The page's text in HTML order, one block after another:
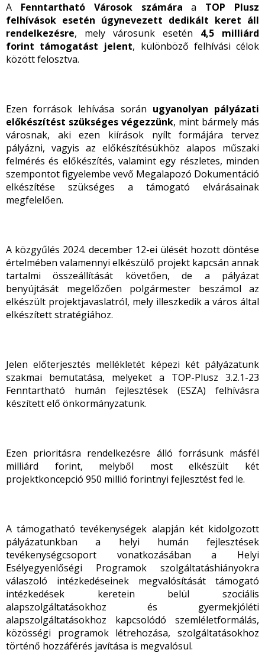
A Fenntartható Városok számára a TOP Plusz
felhívások esetén úgynevezett dedikált keret áll
rendelkezésre, mely városunk esetén 4,5 milliárd
forint támogatást jelent, különböző felhívási célok
között felosztva.
Ezen források lehívása során ugyanolyan pályázati
előkészítést szükséges végezzünk, mint bármely más
városnak, aki ezen kiírások nyílt formájára tervez
pályázni, vagyis az előkészítésükhöz alapos műszaki
felmérés és előkészítés, valamint egy részletes, minden
szempontot figyelembe vevő Megalapozó Dokumentáció
elkészítése szükséges a támogató elvárásainak
megfelelően.
A közgyűlés 2024. december 12-ei ülését hozott döntése
értelmében valamennyi elkészülő projekt kapcsán annak
tartalmi összeállítását követően, de a pályázat
benyújtását megelőzően polgármester beszámol az
elkészült projektjavaslatról, mely illeszkedik a város által
elkészített stratégiához.
Jelen előterjesztés mellékletét képezi két pályázatunk
szakmai bemutatása, melyeket a TOP-Plusz 3.2.1-23
Fenntartható humán fejlesztések (ESZA) felhívásra
készített elő önkormányzatunk.
Ezen prioritásra rendelkezésre álló forrásunk másfél
milliárd forint, melyből most elkészült két
projektkoncepció 950 millió forintnyi fejlesztést fed le.
A támogatható tevékenységek alapján két kidolgozott
pályázatunkban a helyi humán fejlesztések
tevékenységcsoport vonatkozásában a Helyi
Esélyegyenlőségi Programok szolgáltatáshiányokra
válaszoló intézkedéseinek megvalósítását támogató
intézkedések keretein belül szociális
alapszolgáltatásokhoz és gyermekjóléti
alapszolgáltatásokhoz kapcsolódó szemléletformálás,
közösségi programok létrehozása, szolgáltatásokhoz
történő hozzáférés javítása is megvalósul.